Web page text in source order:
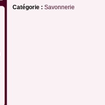
Catégorie : Savonnerie